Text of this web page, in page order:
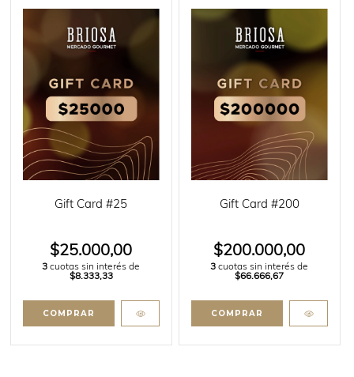
Gift Card #25
$25.000,00
3 cuotas sin interés de
$8.333,33
Gift Card #200
$200.000,00
3 cuotas sin interés de
$66.666,67